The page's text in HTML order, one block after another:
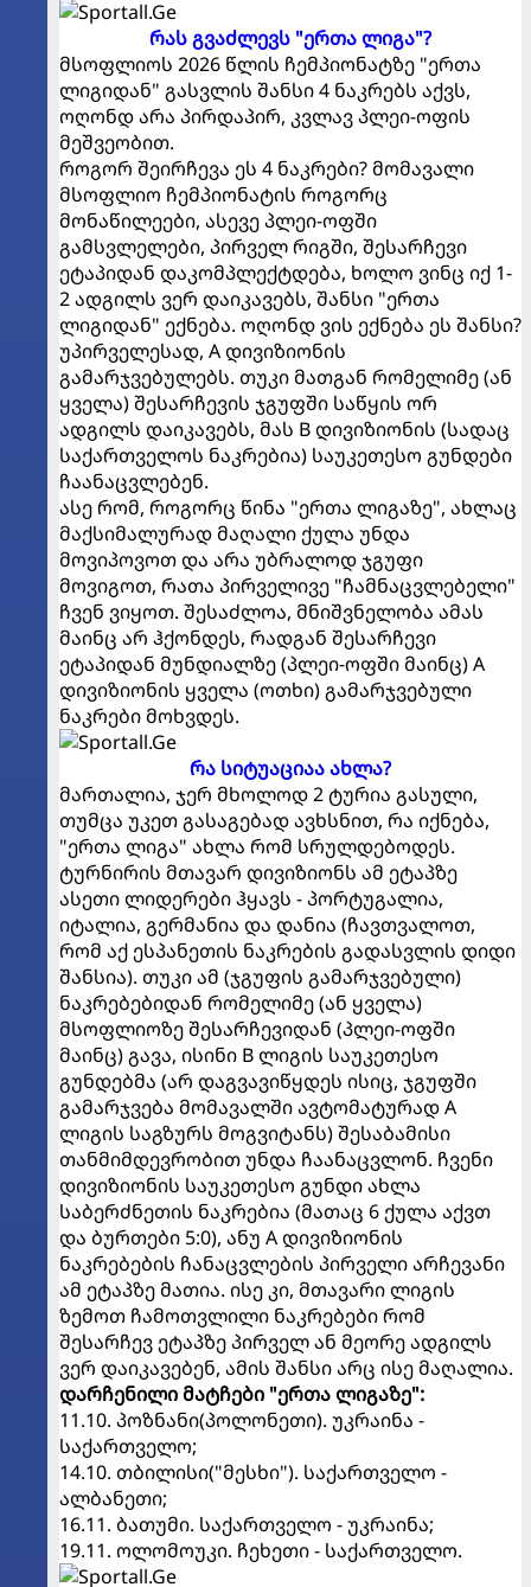
რას გვაძლევს "ერთა ლიგა"?
მსოფლიოს 2026 წლის ჩემპიონატზე "ერთა
ლიგიდან" გასვლის შანსი 4 ნაკრებს აქვს,
ოღონდ არა პირდაპირ, კვლავ პლეი-ოფის
მეშვეობით.
როგორ შეირჩევა ეს 4 ნაკრები? მომავალი
მსოფლიო ჩემპიონატის როგორც
მონაწილეები, ასევე პლეი-ოფში
გამსვლელები, პირველ რიგში, შესარჩევი
ეტაპიდან დაკომპლექტდება, ხოლო ვინც იქ 1-
2 ადგილს ვერ დაიკავებს, შანსი "ერთა
ლიგიდან" ექნება. ოღონდ ვის ექნება ეს შანსი?
უპირველესად, A დივიზიონის
გამარჯვებულებს. თუკი მათგან რომელიმე (ან
ყველა) შესარჩევის ჯგუფში საწყის ორ
ადგილს დაიკავებს, მას B დივიზიონის (სადაც
საქართველოს ნაკრებია) საუკეთესო გუნდები
ჩაანაცვლებენ.
ასე რომ, როგორც წინა "ერთა ლიგაზე", ახლაც
მაქსიმალურად მაღალი ქულა უნდა
მოვიპოვოთ და არა უბრალოდ ჯგუფი
მოვიგოთ, რათა პირველივე "ჩამნაცვლებელი"
ჩვენ ვიყოთ. შესაძლოა, მნიშვნელობა ამას
მაინც არ ჰქონდეს, რადგან შესარჩევი
ეტაპიდან მუნდიალზე (პლეი-ოფში მაინც) A
დივიზიონის ყველა (ოთხი) გამარჯვებული
ნაკრები მოხვდეს.
რა სიტუაციაა ახლა?
მართალია, ჯერ მხოლოდ 2 ტურია გასული,
თუმცა უკეთ გასაგებად ავხსნით, რა იქნება,
"ერთა ლიგა" ახლა რომ სრულდებოდეს.
ტურნირის მთავარ დივიზიონს ამ ეტაპზე
ასეთი ლიდერები ჰყავს - პორტუგალია,
იტალია, გერმანია და დანია (ჩავთვალოთ,
რომ აქ ესპანეთის ნაკრების გადასვლის დიდი
შანსია). თუკი ამ (ჯგუფის გამარჯვებული)
ნაკრებებიდან რომელიმე (ან ყველა)
მსოფლიოზე შესარჩევიდან (პლეი-ოფში
მაინც) გავა, ისინი B ლიგის საუკეთესო
გუნდებმა (არ დაგვავიწყდეს ისიც, ჯგუფში
გამარჯვება მომავალში ავტომატურად A
ლიგის საგზურს მოგვიტანს) შესაბამისი
თანმიმდევრობით უნდა ჩაანაცვლონ. ჩვენი
დივიზიონის საუკეთესო გუნდი ახლა
საბერძნეთის ნაკრებია (მათაც 6 ქულა აქვთ
და ბურთები 5:0), ანუ A დივიზიონის
ნაკრებების ჩანაცვლების პირველი არჩევანი
ამ ეტაპზე მათია. ისე კი, მთავარი ლიგის
ზემოთ ჩამოთვლილი ნაკრებები რომ
შესარჩევ ეტაპზე პირველ ან მეორე ადგილს
ვერ დაიკავებენ, ამის შანსი არც ისე მაღალია.
დარჩენილი მატჩები "ერთა ლიგაზე":
11.10. პოზნანი(პოლონეთი). უკრაინა -
საქართველო;
14.10. თბილისი("მესხი"). საქართველო -
ალბანეთი;
16.11. ბათუმი. საქართველო - უკრაინა;
19.11. ოლომოუკი. ჩეხეთი - საქართველო.